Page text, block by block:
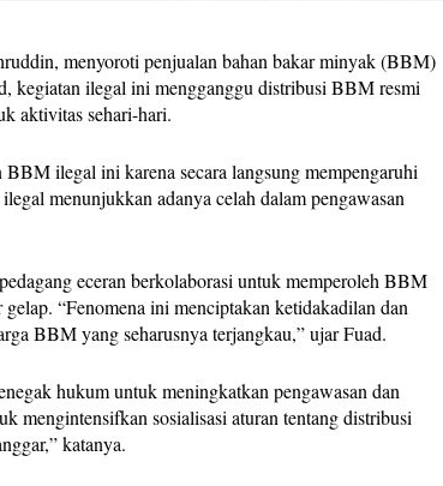
menyoroti penjualan bahan bakar minyak (BBM)
kegiatan ilegal ini mengganggu distribusi BBM resmi
aktivitas sehari-hari.
ilegal ini karena secara langsung mempengaruhi
menunjukkan adanya celah dalam pengawasan
eceran berkolaborasi untuk memperoleh BBM
“Fenomena ini menciptakan ketidakadilan dan
BBM yang seharusnya terjangkau,” ujar Fuad.
hukum untuk meningkatkan pengawasan dan
mengintensifkan sosialisasi aturan tentang distribusi
katanya.